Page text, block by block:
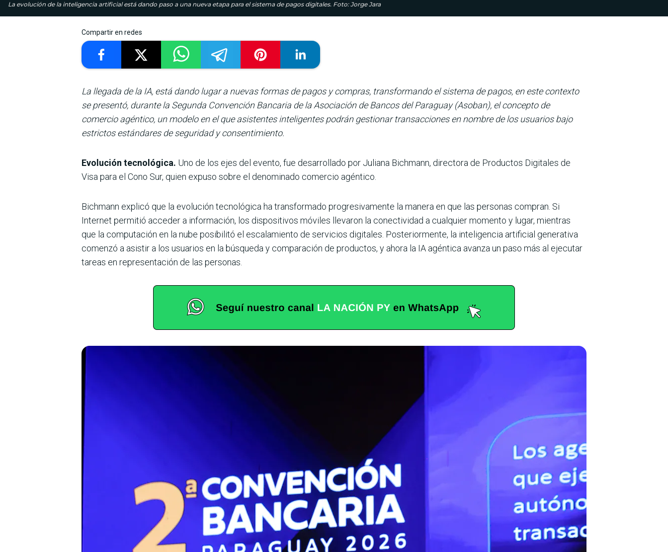
La evolución de la inteligencia artificial está dando paso a una nueva etapa para el sistema de pagos digitales. Foto: Jorge Jara
Compartir en redes
La llegada de la IA, está dando lugar a nuevas formas de pagos y compras, transformando el sistema de pagos, en este contexto
se presentó, durante la Segunda Convención Bancaria de la Asociación de Bancos del Paraguay (Asoban), el concepto de
comercio agéntico, un modelo en el que asistentes inteligentes podrán gestionar transacciones en nombre de los usuarios bajo
estrictos estándares de seguridad y consentimiento.
Evolución tecnológica. Uno de los ejes del evento, fue desarrollado por Juliana Bichmann, directora de Productos Digitales de
Visa para el Cono Sur, quien expuso sobre el denominado comercio agéntico.
Bichmann explicó que la evolución tecnológica ha transformado progresivamente la manera en que las personas compran. Si
Internet permitió acceder a información, los dispositivos móviles llevaron la conectividad a cualquier momento y lugar, mientras
que la computación en la nube posibilitó el escalamiento de servicios digitales. Posteriormente, la inteligencia artificial generativa
comenzó a asistir a los usuarios en la búsqueda y comparación de productos, y ahora la IA agéntica avanza un paso más al ejecutar
tareas en representación de las personas.